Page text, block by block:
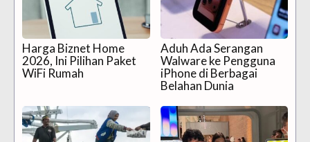
Harga Biznet Home
2026, Ini Pilihan Paket
WiFi Rumah
Aduh Ada Serangan
Walware ke Pengguna
iPhone di Berbagai
Belahan Dunia